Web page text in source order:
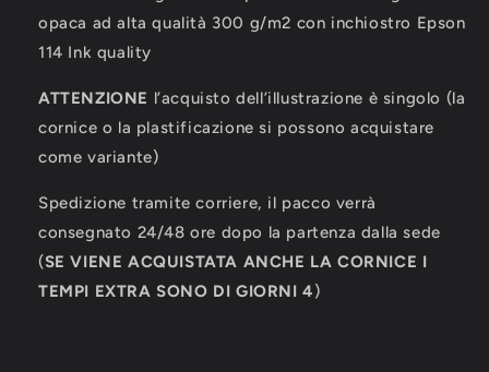
opaca ad alta qualità 300 g/m2 con inchiostro Epson
114 Ink quality
ATTENZIONE l’acquisto dell’illustrazione è singolo (la
cornice o la plastificazione si possono acquistare
come variante)
Spedizione tramite corriere, il pacco verrà
consegnato 24/48 ore dopo la partenza dalla sede
(SE VIENE ACQUISTATA ANCHE LA CORNICE I
TEMPI EXTRA SONO DI GIORNI 4)